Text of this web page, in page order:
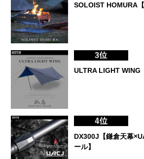
SOLOIST HOMURA【
ULTRA LIGHT WING
DX300J【鎌倉天幕
ール】